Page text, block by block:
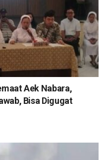
Aek Nabara,
Bisa Digugat